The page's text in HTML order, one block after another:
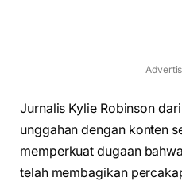
Jurnalis Kylie Robinson dari
unggahan dengan konten
memperkuat dugaan
telah membagikan